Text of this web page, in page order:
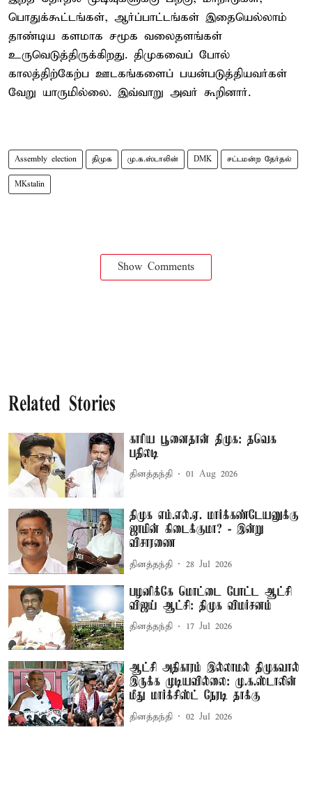
பொதுக்கூட்டங்கள், ஆர்ப்பாட்டங்கள் இதையெல்லாம்
தாண்டிய களமாக சமூக வலைதளங்கள்
உருவெடுத்திருக்கிறது. திமுகவைப் போல்
காலத்திற்கேற்ப ஊடகங்களைப் பயன்படுத்தியவர்கள்
வேறு யாருமில்லை. இவ்வாறு அவர் கூறினார்.
Assembly election திமுக மு.க.ஸ்டாலின் DMK சட்டமன்ற தேர்தல்
MKstalin
Show Comments
Related Stories
காரிய பூனைதான் திமுக: தவெக
பதிலடி
தினத்தந்தி 01 Aug 2026
திமுக எம்.எல்.ஏ. மார்க்கண்டேயனுக்கு
ஜாமின் கிடைக்குமா? - இன்று
விசாரணை
தினத்தந்தி 28 Jul 2026
பழனிக்கே மொட்டை போட்ட ஆட்சி
விஜய் ஆட்சி: திமுக விமர்சனம்
தினத்தந்தி 17 Jul 2026
ஆட்சி அதிகாரம் இல்லாமல் திமுகவால்
இருக்க முடியவில்லை: மு.க.ஸ்டாலின்
மீது மார்க்சிஸ்ட் நேரடி தாக்கு
தினத்தந்தி 02 Jul 2026